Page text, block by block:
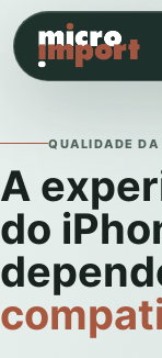
QUALIDADE DA
A
do